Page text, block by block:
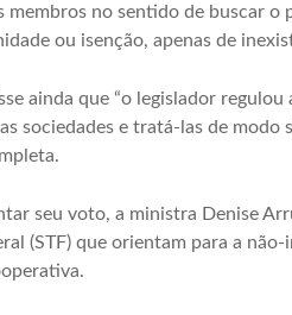
membros no sentido de buscar
ou isenção, apenas de
ainda que “o legislador
sociedades e tratá-las de
seu voto, a ministra Denise
(STF) que orientam para a